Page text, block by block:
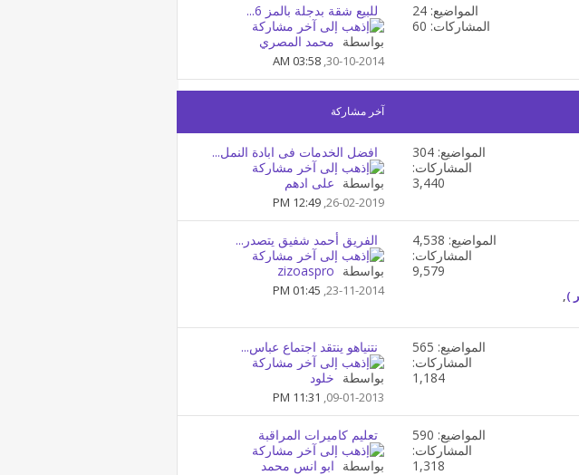
المواضيع: 24
المشاركات: 60
للبيع شقة بدجلة بالمز 6...
بواسطة محمد المصري
30-10-2014,
03:58 AM
آخر مشاركة
مشاهدة
المواضيع: 304
المشاركات:
3,440
افضل الخدمات فى ابادة النمل...
بواسطة على ادهم
26-02-2019,
12:49 PM
,
مشاهدة
المواضيع: 4,538
المشاركات:
9,579
الفريق أحمد شفيق يتصدر...
بواسطة zizoaspro
23-11-2014,
01:45 PM
مشاهدة
المواضيع: 565
المشاركات:
1,184
نتنياهو ينتقد اجتماع عباس...
بواسطة خلود
09-01-2013,
11:31 PM
مشاهدة
المواضيع: 590
المشاركات:
1,318
تعليم كاميرات المراقبة
بواسطة ابو انس محمد